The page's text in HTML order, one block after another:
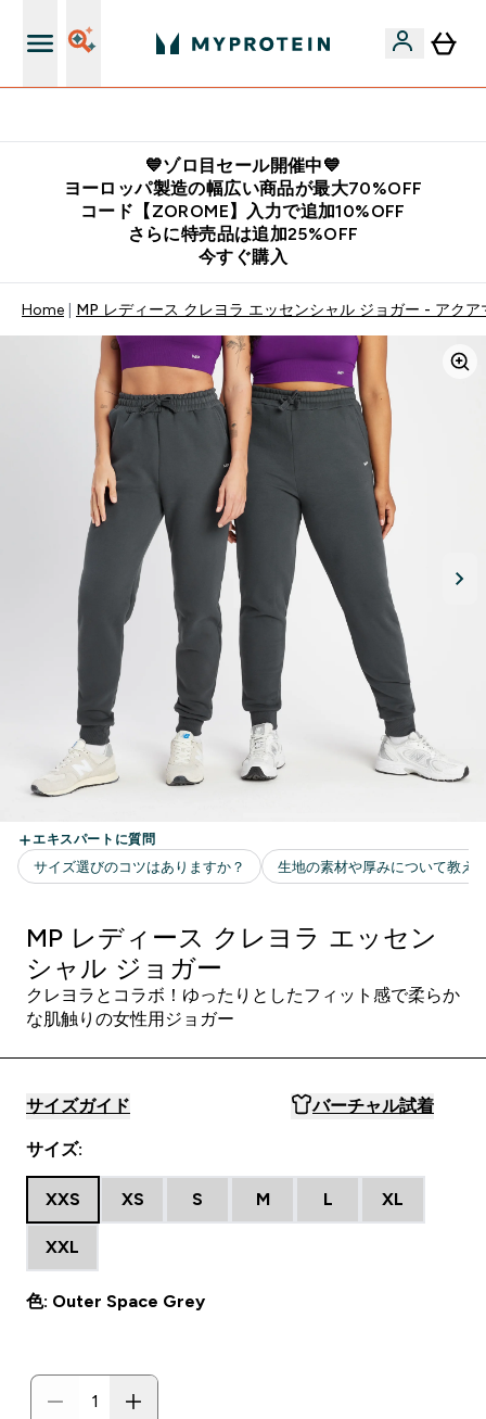
💙ゾロ目セール開催中💙
ヨーロッパ製造の幅広い商品が最大70%OFF
コード【ZOROME】入力で追加10%OFF
さらに特売品は追加25%OFF
今すぐ購入
Home MP レディース クレヨラ エッセンシャル ジョガー - アクア
MP レディース クレヨラ エッセン
シャル ジョガー
クレヨラとコラボ！ゆったりとしたフィット感で柔らか
な肌触りの女性用ジョガー
サイズガイド バーチャル試着
サイズ:
XXS XS S M L XL
XXL
色: Outer Space Grey